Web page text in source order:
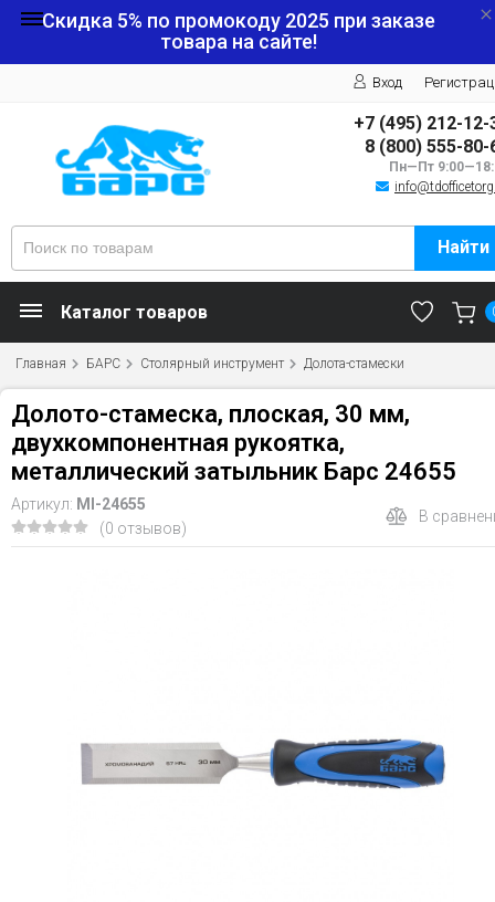
Скидка 5% по промокоду 2025 при заказе
товара на сайте!
Вход
+7 (495) 212-12-
8 (800) 555-80-
Пн—Пт
Найти
Каталог товаров
Главная БАРС Столярный инструмент Долота-стамески
Долото-стамеска, плоская, 30 мм,
двухкомпонентная рукоятка,
металлический затыльник Барс 24655
Артикул: MI-24655
(0 отзывов)
В